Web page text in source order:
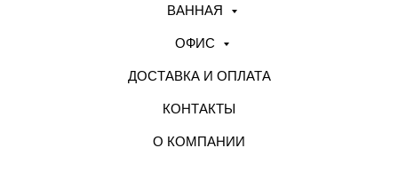
ВАННАЯ
ОФИС
ДОСТАВКА И ОПЛАТА
КОНТАКТЫ
О КОМПАНИИ